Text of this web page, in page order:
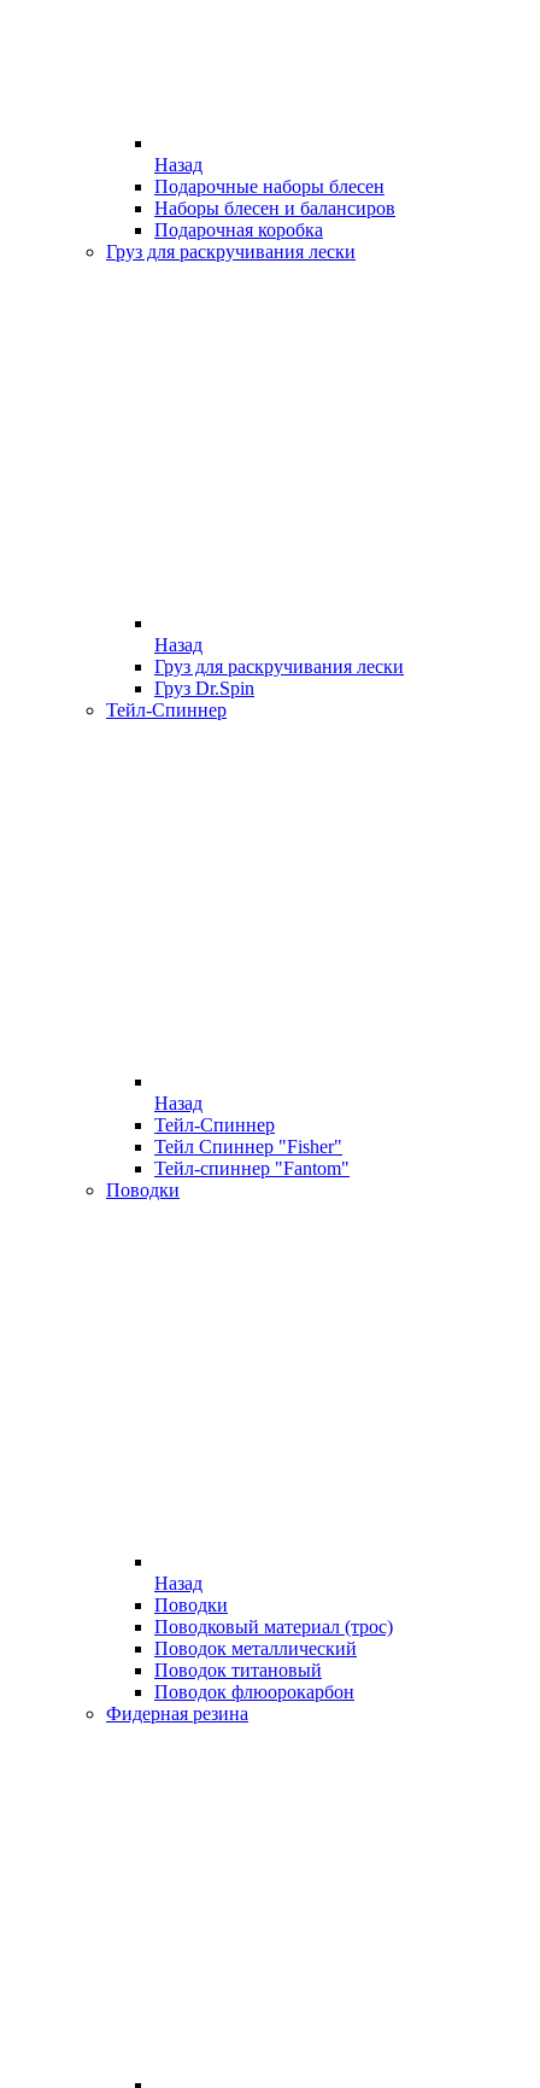
Назад
Подарочные наборы блесен
Наборы блесен и балансиров
Подарочная коробка
Груз для раскручивания лески
Назад
Груз для раскручивания лески
Груз Dr.Spin
Тейл-Спиннер
Назад
Тейл-Спиннер
Тейл Спиннер "Fisher"
Тейл-спиннер "Fantom"
Поводки
Назад
Поводки
Поводковый материал (трос)
Поводок металлический
Поводок титановый
Поводок флюорокарбон
Фидерная резина